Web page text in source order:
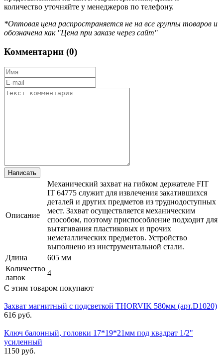
количество уточняйте у менеджеров по телефону.
*Оптовая цена распространяется не на все группы товаров и
обозначена как "Цена при заказе через сайт"
Комментарии (0)
Описание
Механический захват на гибком держателе FIT
IT 64775 служит для извлечения закатившихся
деталей и других предметов из труднодоступных
мест. Захват осуществляется механическим
способом, поэтому приспособление подходит для
вытягивания пластиковых и прочих
неметаллических предметов. Устройство
выполнено из инструментальной стали.
Длина
605 мм
Количество
лапок
4
С этим товаром покупают
Захват магнитный с подсветкой THORVIK 580мм (арт.D1020)
616 руб.
Ключ балонный, головки 17*19*21мм под квадрат 1/2"
усиленный
1150 руб.